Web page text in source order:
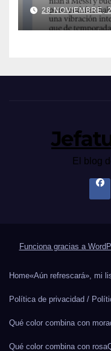
28 NOVIEMBRE,
El blog
Funciona gracias a
Home«Aún refrescará», mi
Política de privacidad /
Qué color combina con
Qué color combina con rosa